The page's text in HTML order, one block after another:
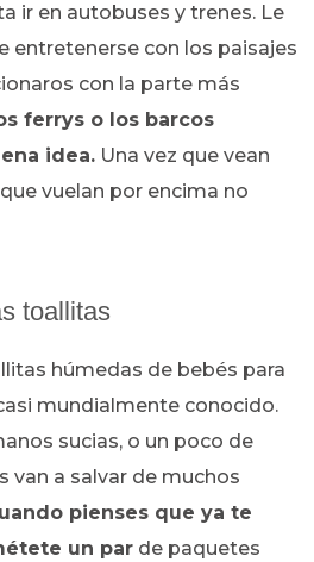
ir en autobuses y trenes. Le
entretenerse con los paisajes
con la parte más
ferrys o los barcos
idea. Una vez que vean
vuelan por encima no
toallitas
húmedas de bebés para
mundialmente conocido.
sucias, o un poco de
van a salvar de muchos
uando pienses que ya te
un par de paquetes